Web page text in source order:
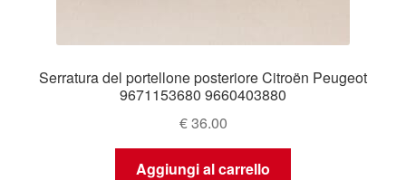
Serratura del portellone posteriore Citroën Peugeot
9671153680 9660403880
€36.00
Aggiungi al carrello